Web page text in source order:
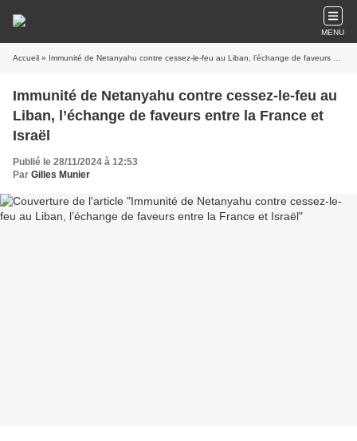
MENU
Accueil » Immunité de Netanyahu contre cessez-le-feu au Liban, l’échange de faveurs entre la France et Israël
Immunité de Netanyahu contre cessez-le-feu au
Liban, l’échange de faveurs entre la France et
Israël
Publié le 28/11/2024 à 12:53
Par Gilles Munier